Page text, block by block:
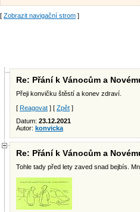
[ Zobrazit navigační strom ]
Re: Přání k Vánocům a
Přeji konvičku štěstí a konev zdraví.
[ Reagovat ] [ Zpět ]
Datum: 23.12.2021
Autor: konvicka
Re: Přání k Vánocům a
Tohle tady před lety zaved snad bejbís.